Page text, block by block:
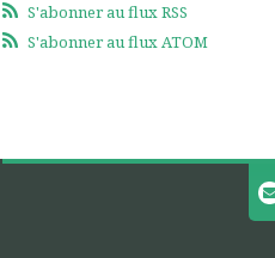
S'abonner au flux RSS
S'abonner au flux ATOM